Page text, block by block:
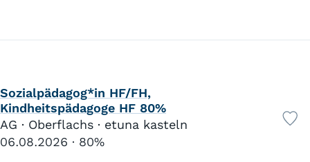
Sozialpädagog*in HF/FH,
Kindheitspädagoge HF 80%
AG · Oberflachs · etuna kasteln
06.08.2026
80%